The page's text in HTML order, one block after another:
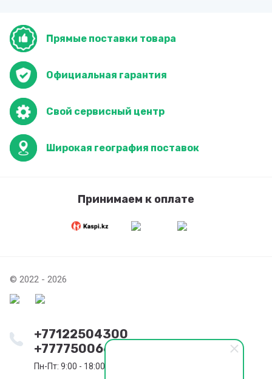
Прямые поставки товара
Официальная гарантия
Свой сервисный центр
Широкая география поставок
Принимаем к оплате
© 2022 - 2026
+77122504300
+77775006655
Пн-Пт: 9:00 - 18:00. Сб: 9:00 - 14:00